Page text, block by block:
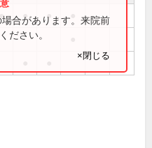
● ●
合があります。来院前
ださい。
×閉じる